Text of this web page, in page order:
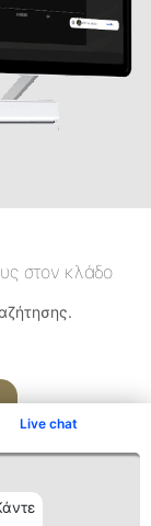
Live chat
στον κλάδο